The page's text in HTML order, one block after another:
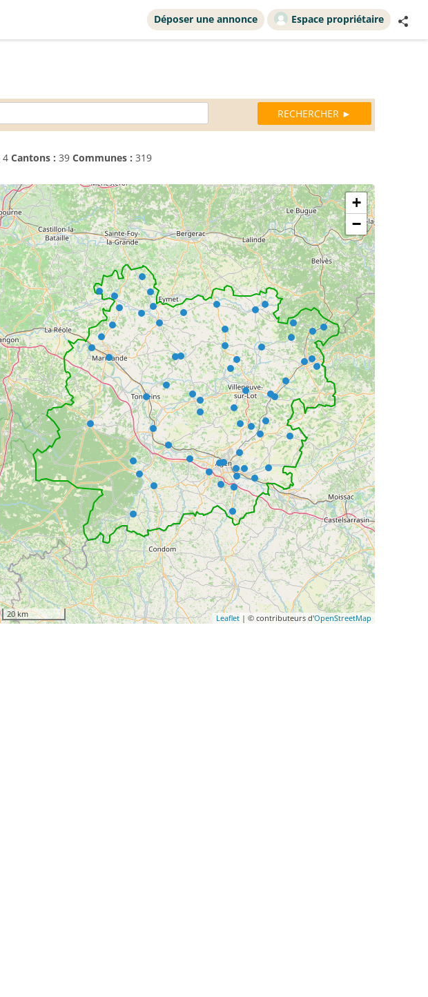
Déposer une annonce Espace propriétaire
4 Cantons : 39 Communes : 319
+
−
20 km Leaflet | © contributeurs d'OpenStreetMap